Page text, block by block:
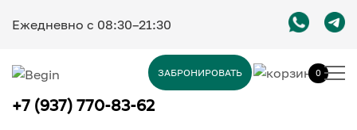
Ежедневно c 08:30–21:30
ЗАБРОНИРОВАТЬ 0
+7 (937) 770-83-62